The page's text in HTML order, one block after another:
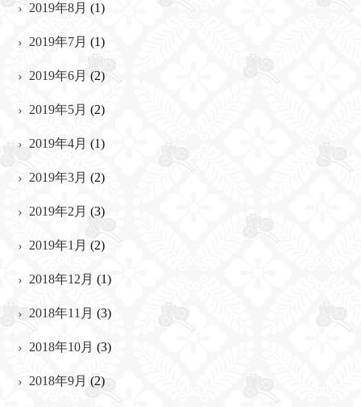
2019年8月 (1)
2019年7月 (1)
2019年6月 (2)
2019年5月 (2)
2019年4月 (1)
2019年3月 (2)
2019年2月 (3)
2019年1月 (2)
2018年12月 (1)
2018年11月 (3)
2018年10月 (3)
2018年9月 (2)